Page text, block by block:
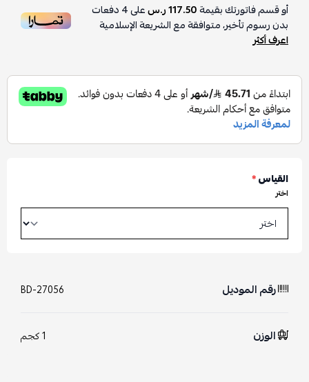
أو قسم فاتورتك بقيمة117.50 ر.س على4دفعات
بدون رسوم تأخير، متوافقة مع الشريعة الإسلامية
اعرف أكثر
القياس*
اختر
رقم الموديل BD-27056
الوزن 1 كجم